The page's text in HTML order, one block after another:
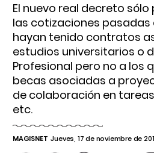
El nuevo real decreto
las cotizaciones pasadas
hayan tenido contratos
estudios universitarios o
Profesional pero no a los
becas asociadas a
de colaboración en
etc.
MAGISNET Jueves, 17 de noviembre de